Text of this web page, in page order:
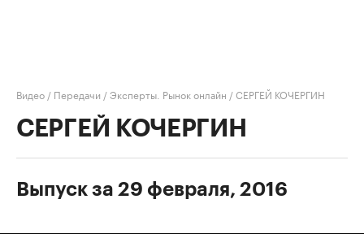
Видео / Передачи /Эксперты. Рынок онлайн /СЕРГЕЙ КОЧЕРГИН
СЕРГЕЙ КОЧЕРГИН
Выпуск за 29 февраля, 2016